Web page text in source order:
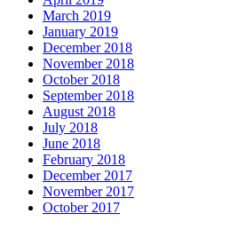
March 2019
January 2019
December 2018
November 2018
October 2018
September 2018
August 2018
July 2018
June 2018
February 2018
December 2017
November 2017
October 2017